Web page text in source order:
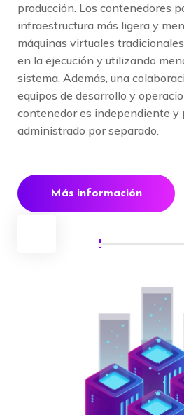
producción. Los contenedores
infraestructura más ligera y
máquinas virtuales
en la ejecución y utilizando
sistema. Además, una
equipos de desarrollo y
contenedor es independiente y
administrado por separado.
Más información